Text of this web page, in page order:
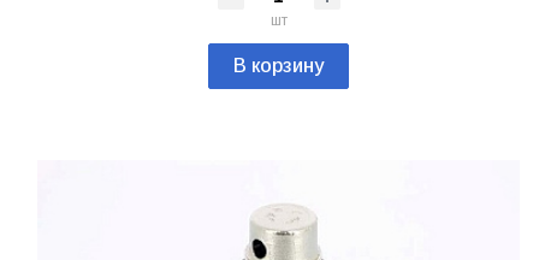
шт
В корзину